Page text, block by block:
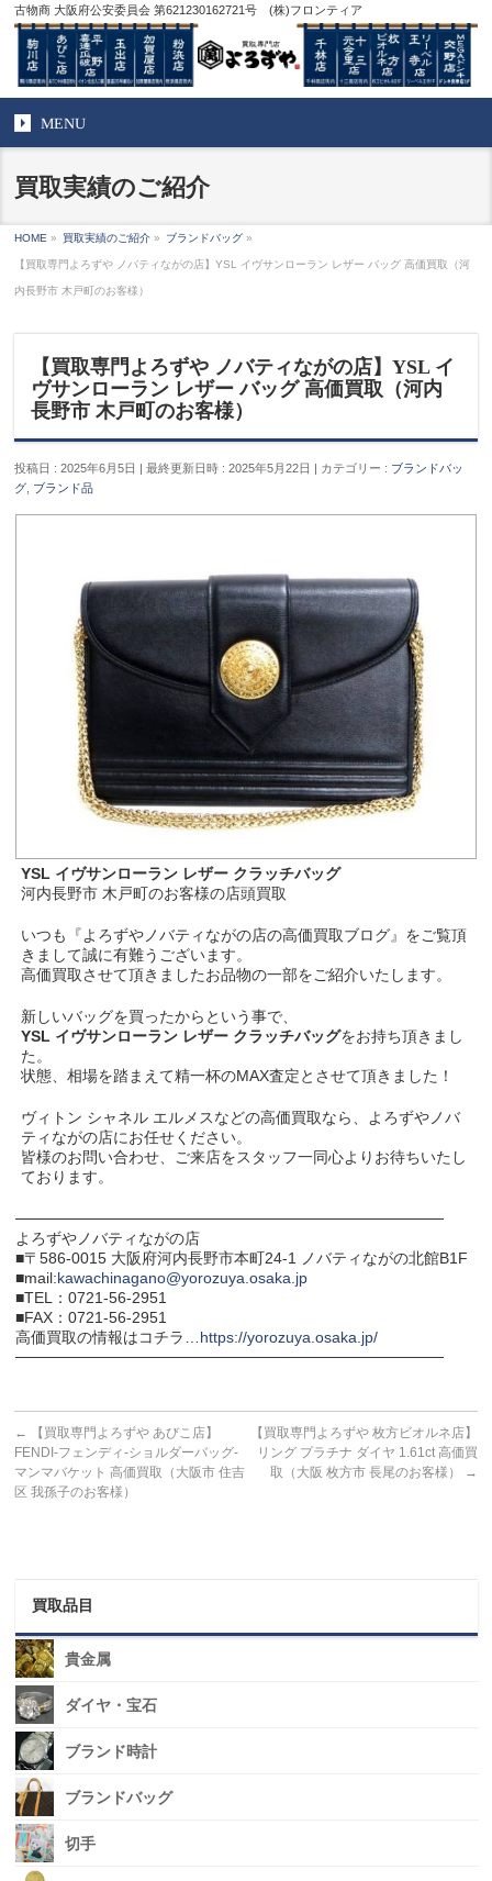
古物商 大阪府公安委員会 第621230162721号 (株)フロンティア
MENU
買取実績のご紹介
HOME » 買取実績のご紹介 » ブランドバッグ »
【買取専門よろずや ノバティながの店】YSL イヴサンローラン レザー バッグ 高価買取（河
内長野市 木戸町のお客様）
【買取専門よろずや ノバティながの店】YSL イ
ヴサンローラン レザー バッグ 高価買取（河内
長野市 木戸町のお客様）
投稿日 : 2025年6月5日 最終更新日時 : 2025年5月22日 カテゴリー : ブランドバッ
グ ブランド品
YSL イヴサンローラン レザー クラッチバッグ
河内長野市 木戸町のお客様の店頭買取
いつも『よろずやノバティながの店の高価買取ブログ』をご覧頂
きまして誠に有難うございます。
高価買取させて頂きましたお品物の一部をご紹介いたします。
新しいバッグを買ったからという事で、
YSL イヴサンローラン レザー クラッチバッグをお持ち頂きまし
た。
状態、相場を踏まえて精一杯のMAX査定とさせて頂きました！
ヴィトン シャネル エルメスなどの高価買取なら、よろずやノバ
ティながの店にお任せください。
皆様のお問い合わせ、ご来店をスタッフ一同心よりお待ちいたし
ております。
───────────────────────────────────────
よろずやノバティながの店
■〒586-0015 大阪府河内長野市本町24-1 ノバティながの北館B1F
■mail:kawachinagano@yorozuya.osaka.jp
■TEL：0721-56-2951
■FAX：0721-56-2951
高価買取の情報はコチラ…https://yorozuya.osaka.jp/
───────────────────────────────────────
←
【買取専門よろずや あびこ店】
FENDI-フェンディ-ショルダーバッグ-
マンマバケット 高価買取（大阪市 住吉
区 我孫子のお客様）
【買取専門よろずや 枚方ビオルネ店】
リング プラチナ ダイヤ 1.61ct 高価買
取（大阪 枚方市 長尾のお客様）
→
買取品目
貴金属
ダイヤ・宝石
ブランド時計
ブランドバッグ
切手